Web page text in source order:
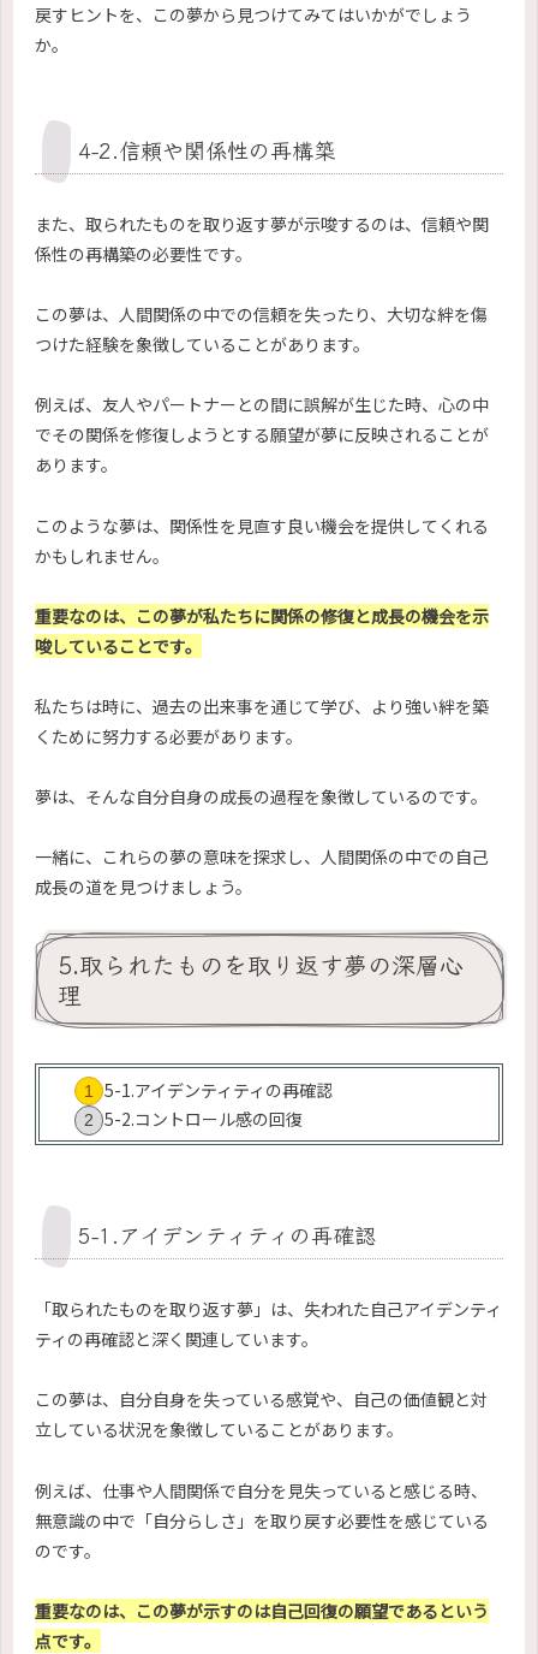
戻すヒントを、この夢から見つけてみてはいかがでしょう
か。
4-2.信頼や関係性の再構築
また、取られたものを取り返す夢が示唆するのは、信頼や関
係性の再構築の必要性です。
この夢は、人間関係の中での信頼を失ったり、大切な絆を傷
つけた経験を象徴していることがあります。
例えば、友人やパートナーとの間に誤解が生じた時、心の中
でその関係を修復しようとする願望が夢に反映されることが
あります。
このような夢は、関係性を見直す良い機会を提供してくれる
かもしれません。
重要なのは、この夢が私たちに関係の修復と成長の機会を示
唆していることです。
私たちは時に、過去の出来事を通じて学び、より強い絆を築
くために努力する必要があります。
夢は、そんな自分自身の成長の過程を象徴しているのです。
一緒に、これらの夢の意味を探求し、人間関係の中での自己
成長の道を見つけましょう。
5.取られたものを取り返す夢の深層心
理
5-1.アイデンティティの再確認
5-2.コントロール感の回復
5-1.アイデンティティの再確認
「取られたものを取り返す夢」は、失われた自己アイデンティ
ティの再確認と深く関連しています。
この夢は、自分自身を失っている感覚や、自己の価値観と対
立している状況を象徴していることがあります。
例えば、仕事や人間関係で自分を見失っていると感じる時、
無意識の中で「自分らしさ」を取り戻す必要性を感じている
のです。
重要なのは、この夢が示すのは自己回復の願望であるという
点です。